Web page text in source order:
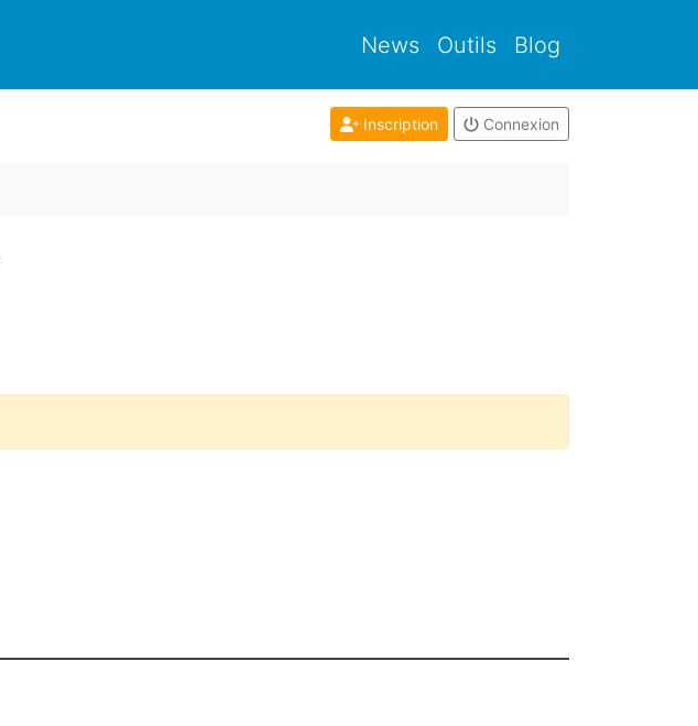
News Outils Blog
Inscription Connexion